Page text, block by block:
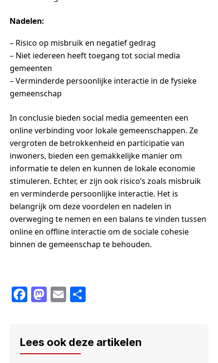
Nadelen:
– Risico op misbruik en negatief gedrag
– Niet iedereen heeft toegang tot social media
gemeenten
– Verminderde persoonlijke interactie in de fysieke
gemeenschap
In conclusie bieden social media gemeenten een
online verbinding voor lokale gemeenschappen. Ze
vergroten de betrokkenheid en participatie van
inwoners, bieden een gemakkelijke manier om
informatie te delen en kunnen de lokale economie
stimuleren. Echter, er zijn ook risico’s zoals misbruik
en verminderde persoonlijke interactie. Het is
belangrijk om deze voordelen en nadelen in
overweging te nemen en een balans te vinden tussen
online en offline interactie om de sociale cohesie
binnen de gemeenschap te behouden.
F
e
b
M
o
d
E
e
Lees ook deze artikelen